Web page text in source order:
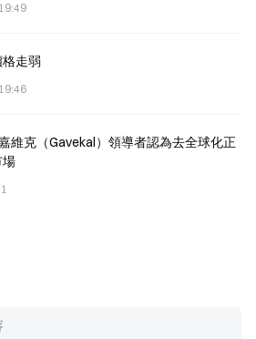
走弱
維克（Gavekal）領導者認為去全球化正
場